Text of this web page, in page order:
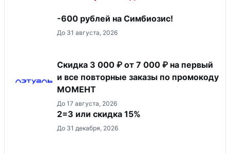
-600 рублей на Симбиозис!
До 31 августа, 2026
Скидка 3 000 ₽ от 7 000 ₽ на первый
и все повторные заказы по промокоду
МОМЕНТ
До 17 августа, 2026
2=3 или скидка 15%
До 31 декабря, 2026